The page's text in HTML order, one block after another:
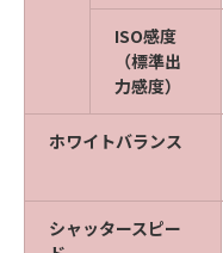
ISO感度
（標準出
力感度）
ホワイトバランス
シャッタースピー